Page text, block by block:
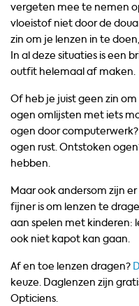
vergeten mee te nemen
vloeistof niet door de
zin om je lenzen in te
In al deze situaties is een
outfit helemaal af maken.
Of heb je juist geen zin
ogen omlijsten met iets
ogen door
ogen rust. Ontstoken
hebben.
Maar ook andersom zijn
fijner is om lenzen te
aan spelen met kinderen:
ook niet kapot kan gaan.
Af en toe lenzen dragen?
keuze. Daglenzen zijn
Opticiens.